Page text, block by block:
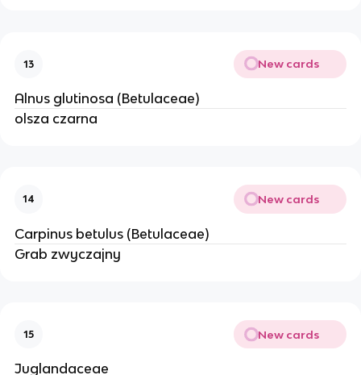
13 New cards
Alnus glutinosa (Betulaceae)
olsza czarna
14 New cards
Carpinus betulus (Betulaceae)
Grab zwyczajny
15 New cards
Juglandaceae